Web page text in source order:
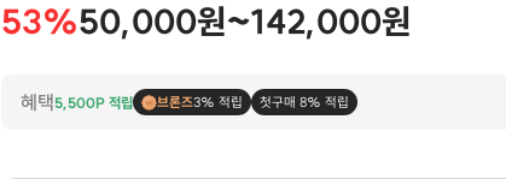
53%50,000원~142,000원
혜택5,500P 적립 브론즈3% 적립 첫구매 8% 적립